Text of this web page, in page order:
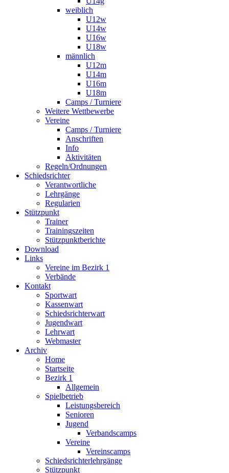
weiblich
U12w
U14w
U16w
U18w
männlich
U12m
U14m
U16m
U18m
Camps / Turniere
Weitere Wettbewerbe
Vereine
Camps / Turniere
Anschriften
Info
Aktivitäten
Regeln/Ordnungen
Schiedsrichter
Verantwortliche
Lehrgänge
Regularien
Stützpunkt
Trainer
Trainingszeiten
Stützpunktberichte
Download
Links
Vereine im Bezirk 1
Verbände
Kontakt
Sportwart
Kassenwart
Schiedsrichterwart
Jugendwart
Lehrwart
Webmaster
Archiv
Home
Startseite
Bezirk 1
Allgemein
Spielbetrieb
Leistungsbereich
Senioren
Jugend
Verbandscamps
Vereine
Vereinscamps
Schiedsrichterlehrgänge
Stützpunkt